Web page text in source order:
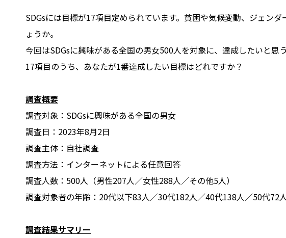
SDGsには目標が17項目定められています。貧困や気候変動、ジェン
ょうか。
今回はSDGsに興味がある全国の男女500人を対象に、達成したいと思
17項目のうち、あなたが1番達成したい目標はどれですか？
調査概要
調査対象：SDGsに興味がある全国の男女
調査日：2023年8月2日
調査主体：自社調査
調査方法：インターネットによる任意回答
調査人数：500人（男性207人／女性288人／その他5人）
調査対象者の年齢：20代以下83人／30代182人／40代138人／50代72
調査結果サマリー